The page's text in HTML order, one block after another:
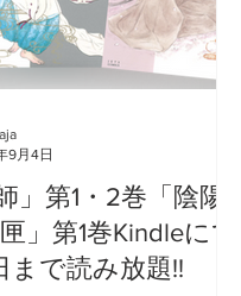
」第1・2巻「陰陽
」第1巻Kindleにて
まで読み放題!!
9月4日